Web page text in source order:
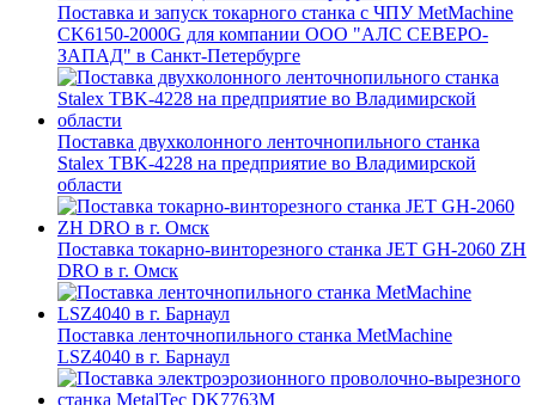
Поставка и запуск токарного станка с ЧПУ MetMachine
CK6150-2000G для компании ООО "АЛС СЕВЕРО-
ЗАПАД" в Санкт-Петербурге
Поставка двухколонного ленточнопильного станка
Stalex TBK-4228 на предприятие во Владимирской
области
Поставка токарно-винторезного станка JET GH-2060 ZH
DRO в г. Омск
Поставка ленточнопильного станка MetMachine
LSZ4040 в г. Барнаул